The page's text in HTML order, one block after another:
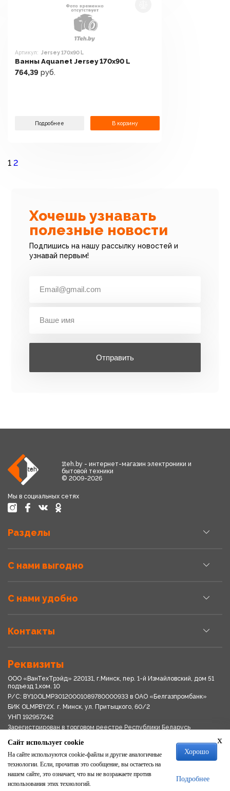
Артикул: Jersey 170x90 L
Ванны Aquanet Jersey 170x90 L
764,39 руб.
Подробнее В корзину
1 2
Хочешь узнавать
полезные новости
Подпишись на нашу рассылку новостей и
узнавай первым!
Отправить
1teh.by - интернет-магазин электроники и
бытовой техники
© 2009-2026
Мы в социальных сетях
Разделы
С нами выгодно
С нами удобно
Контакты
Реквизиты
ООО «ВанТехТрэйд» 220131, г.Минск, пер. 1-й Измайловский, дом 51
подъезд 1,ком. 10
Р/С: BY10OLMP30120001089780000933 в OАО «Белгазпромбанк»
БИК OLMPBY2X. г. Минск, ул. Притыцкого, 60/2
УНП 192957242
Зарегистрирован в торговом реестре Республики Беларусь
Свидетельство о регистрации № 192957242выдано 18.08.2017
Мингориспоплком
Политика обработки персональных данных
Положение о системе видеонаблюдения
Политика в отношении обработки файлов cookie
x
Сайт использует cookie
На сайте используются cookie-файлы и другие аналогичные
технологии. Если, прочитав это сообщение, вы остаетесь на
нашем сайте, это означает, что вы не возражаете против
использования этих технологий.
Хорошо
Подробнее